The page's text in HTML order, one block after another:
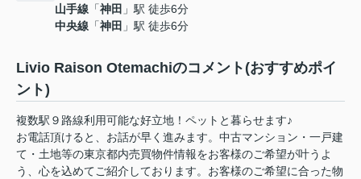
山手線 「神田 」駅 徒歩6分
中央線 「神田 」駅 徒歩6分
Livio Raison Otemachiのコメント(おすすめポイ
ント)
複数駅９路線利用可能な好立地！ペットと暮らせます♪
お電話頂けると、お話が早く進みます。中古マンション・一戸建
て・土地等の東京都内売買物件情報をお客様のご希望が叶うよ
う、心を込めてご紹介しております。お客様のご希望に合った物